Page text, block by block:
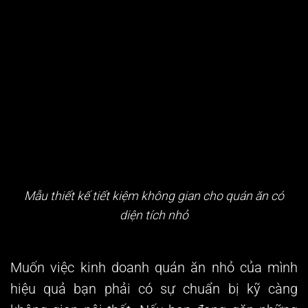
Mẫu thiết kế tiết kiệm không gian cho quán ăn có
diện tích nhỏ
Muốn việc kinh doanh quán ăn nhỏ của mình
hiệu quả bạn phải có sự chuẩn bị kỹ càng